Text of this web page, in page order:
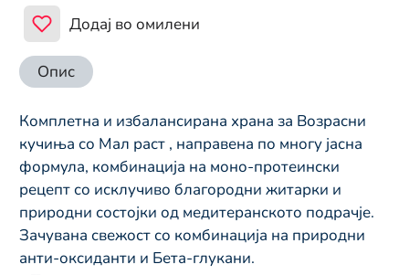
Додај во омилени
Опис
Комплетна и избалансирана храна за Возрасни
кучиња со Мал раст , направена по многу јасна
формула, комбинација на моно-протеински
рецепт со исклучиво благородни житарки и
природни состојки од медитеранското подрачје.
Зачувана свежост со комбинација на природни
анти-оксиданти и Бета-глукани.